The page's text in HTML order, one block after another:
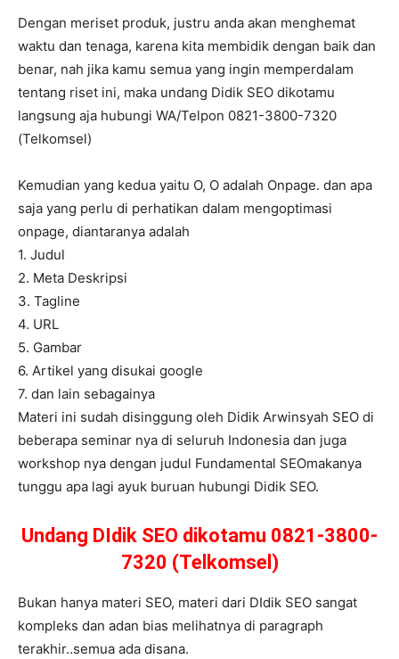
Dengan meriset produk, justru anda akan menghemat
waktu dan tenaga, karena kita membidik dengan baik dan
benar, nah jika kamu semua yang ingin memperdalam
tentang riset ini, maka undang Didik SEO dikotamu
langsung aja hubungi WA/Telpon 0821-3800-7320
(Telkomsel)
Kemudian yang kedua yaitu O, O adalah Onpage. dan apa
saja yang perlu di perhatikan dalam mengoptimasi
onpage, diantaranya adalah
1. Judul
2. Meta Deskripsi
3. Tagline
4. URL
5. Gambar
6. Artikel yang disukai google
7. dan lain sebagainya
Materi ini sudah disinggung oleh Didik Arwinsyah SEO di
beberapa seminar nya di seluruh Indonesia dan juga
workshop nya dengan judul Fundamental SEOmakanya
tunggu apa lagi ayuk buruan hubungi Didik SEO.
Undang DIdik SEO dikotamu 0821-3800-
7320 (Telkomsel)
Bukan hanya materi SEO, materi dari DIdik SEO sangat
kompleks dan adan bias melihatnya di paragraph
terakhir..semua ada disana.